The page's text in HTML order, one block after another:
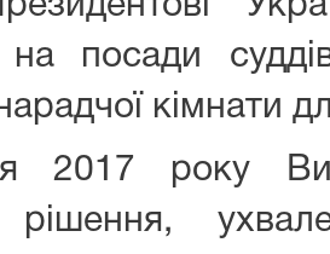
на посади
кімнати
2017 року
рішення,